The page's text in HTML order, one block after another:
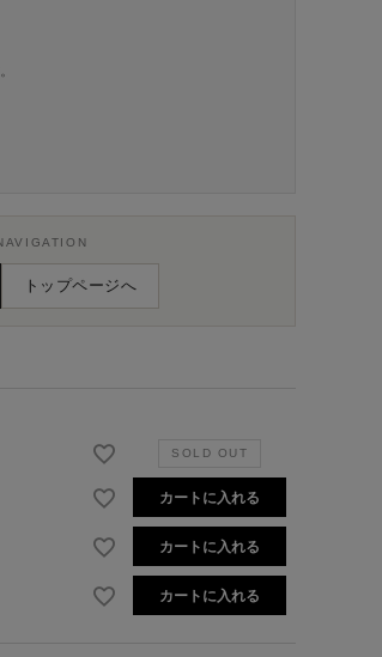
トップページへ
カートに入れる
カートに入れる
カートに入れる